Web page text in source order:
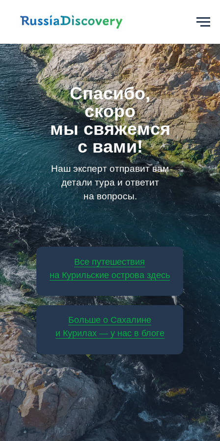
Спасибо,
скоро
мы свяжемся
с вами!
Наш эксперт отправит вам
детали тура и ответит
на вопросы.
Все путешествия
на Курильские острова здесь
Больше о Сахалине
и Курилах — у нас в блоге